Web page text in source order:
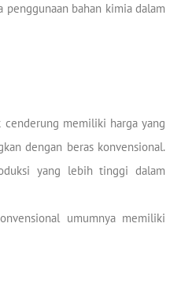
penggunaan bahan kimia dalam
memiliki harga yang
dengan beras konvensional.
yang lebih tinggi dalam
umumnya memiliki